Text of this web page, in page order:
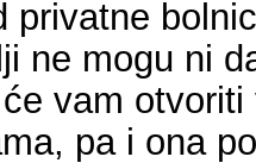
privatne
ne mogu ni
vam
pa i ona